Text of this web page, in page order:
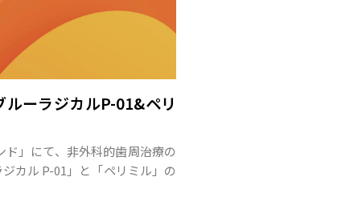
ーラジカルP-01&ペリ
」にて、非外科的歯周治療の
カル P-01」と「ペリミル」の